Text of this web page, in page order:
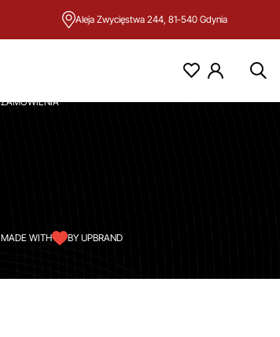
Aleja Zwycięstwa 244, 81-540 Gdynia
ZAMÓWIENIA
MADE WITH BY UPBRAND